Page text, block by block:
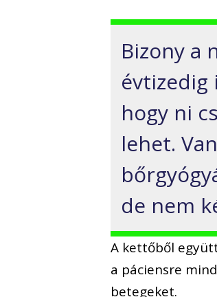
Bizony a
évtizedig
hogy ni
lehet.
de nem
A kettőből
a páciensre
betegeket.